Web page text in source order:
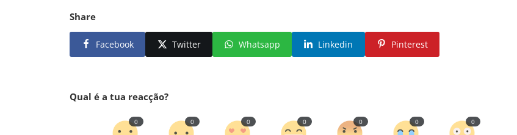
Share
Facebook Twitter Whatsapp Linkedin Pinterest
Qual é a tua reacção?
0 0 0 0 0 0 0